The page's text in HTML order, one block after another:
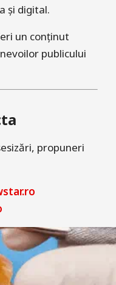
și digital.
un conținut
publicului
propuneri